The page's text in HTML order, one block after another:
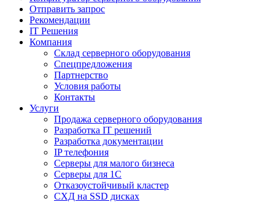
Отправить запрос
Рекомендации
IT Решения
Компания
Склад серверного оборудования
Спецпредложения
Партнерство
Условия работы
Контакты
Услуги
Продажа серверного оборудования
Разработка IT решений
Разработка документации
IP телефония
Серверы для малого бизнеса
Серверы для 1С
Отказоустойчивый кластер
СХД на SSD дисках